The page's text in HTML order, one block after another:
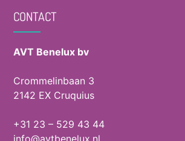
CONTACT
AVT Benelux bv
Crommelinbaan 3
2142 EX Cruquius
+31 23 – 529 43 44